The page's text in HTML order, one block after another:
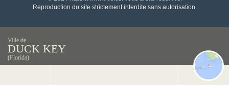
Reproduction du site strictement interdite sans autorisation.
Ville de
DUCK KEY
(Florida)